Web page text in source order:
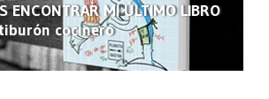
ENCONTRAR MI ÚLTIMO LIBRO
cocinero